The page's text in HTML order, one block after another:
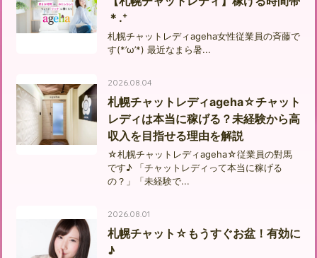
＊.⁺
札幌チャットレディageha女性従業員の斉藤で
す(*’ω’*) 最近なまら暑...
2026.08.04
札幌チャットレディageha☆チャット
レディは本当に稼げる？未経験から高
収入を目指せる理由を解説
☆札幌チャットレディageha☆従業員の對馬
です♪ 「チャットレディって本当に稼げる
の？」「未経験で...
2026.08.01
札幌チャット☆もうすぐお盆！有効に
♪